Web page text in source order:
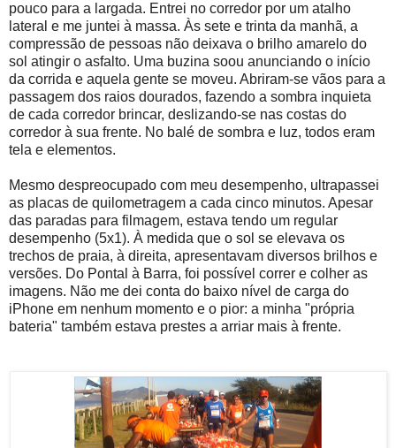
pouco para a largada. Entrei no corredor por um atalho
lateral e me juntei à massa. Às sete e trinta da manhã, a
compressão de pessoas não deixava o brilho amarelo do
sol atingir o asfalto. Uma buzina soou anunciando o início
da corrida e aquela gente se moveu. Abriram-se vãos para a
passagem dos raios dourados, fazendo a sombra inquieta
de cada corredor brincar, deslizando-se nas costas do
corredor à sua frente. No balé de sombra e luz, todos eram
tela e elementos.
Mesmo despreocupado com meu desempenho, ultrapassei
as placas de quilometragem a cada cinco minutos. Apesar
das paradas para filmagem, estava tendo um regular
desempenho (5x1). À medida que o sol se elevava os
trechos de praia, à direita, apresentavam diversos brilhos e
versões. Do Pontal à Barra, foi possível correr e colher as
imagens. Não me dei conta do baixo nível de carga do
iPhone em nenhum momento e o pior: a minha "própria
bateria" também estava prestes a arriar mais à frente.